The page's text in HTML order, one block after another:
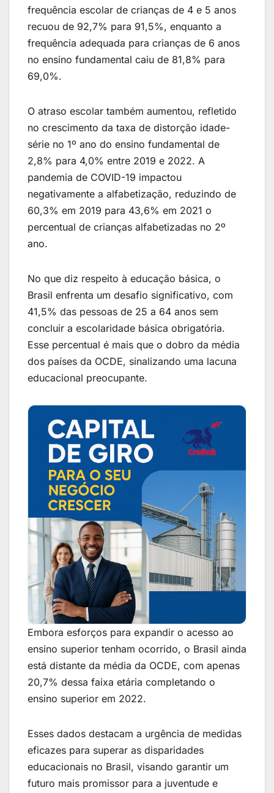
frequência escolar de crianças de 4 e 5 anos
recuou de 92,7% para 91,5%, enquanto a
frequência adequada para crianças de 6 anos
no ensino fundamental caiu de 81,8% para
69,0%.
O atraso escolar também aumentou, refletido
no crescimento da taxa de distorção idade-
série no 1º ano do ensino fundamental de
2,8% para 4,0% entre 2019 e 2022. A
pandemia de COVID-19 impactou
negativamente a alfabetização, reduzindo de
60,3% em 2019 para 43,6% em 2021 o
percentual de crianças alfabetizadas no 2º
ano.
No que diz respeito à educação básica, o
Brasil enfrenta um desafio significativo, com
41,5% das pessoas de 25 a 64 anos sem
concluir a escolaridade básica obrigatória.
Esse percentual é mais que o dobro da média
dos países da OCDE, sinalizando uma lacuna
educacional preocupante.
Embora esforços para expandir o acesso ao
ensino superior tenham ocorrido, o Brasil ainda
está distante da média da OCDE, com apenas
20,7% dessa faixa etária completando o
ensino superior em 2022.
Esses dados destacam a urgência de medidas
eficazes para superar as disparidades
educacionais no Brasil, visando garantir um
futuro mais promissor para a juventude e